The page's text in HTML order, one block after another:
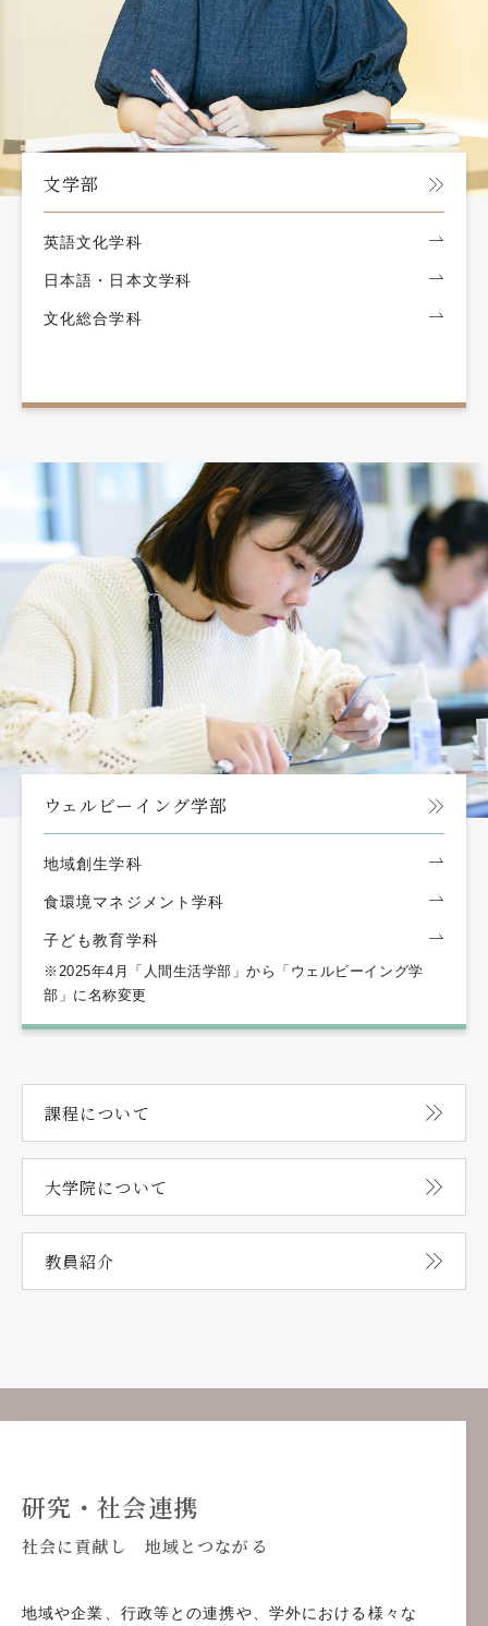
文学部
英語文化学科
日本語・日本文学科
文化総合学科
ウェルビーイング学部
地域創生学科
食環境マネジメント学科
子ども教育学科
※2025年4月「人間生活学部」から「ウェルビーイング学
部」に名称変更
課程について
大学院について
教員紹介
研究・社会連携
社会に貢献し 地域とつながる
地域や企業、行政等との連携や、学外における様々な